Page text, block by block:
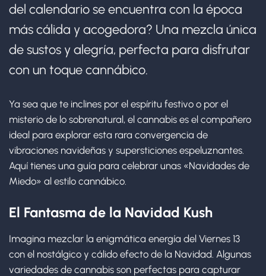
del calendario se encuentra con la época
más cálida y acogedora? Una mezcla única
de sustos y alegría, perfecta para disfrutar
con un toque cannábico.
Ya sea que te inclines por el espíritu festivo o por el
misterio de lo sobrenatural, el cannabis es el compañero
ideal para explorar esta rara convergencia de
vibraciones navideñas y supersticiones espeluznantes.
Aquí tienes una guía para celebrar unas «Navidades de
Miedo» al estilo cannábico.
El Fantasma de la Navidad Kush
Imagina mezclar la enigmática energía del Viernes 13
con el nostálgico y cálido efecto de la Navidad. Algunas
variedades de cannabis son perfectas para capturar